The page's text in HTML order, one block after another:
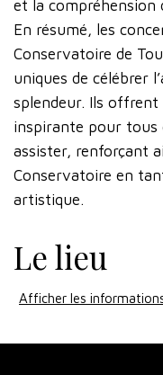
et la compréhension
En résumé, les
Conservatoire de
uniques de célébrer
splendeur. Ils
inspirante pour tous
assister, renforçant
Conservatoire en
artistique.
Le lieu
Afficher les